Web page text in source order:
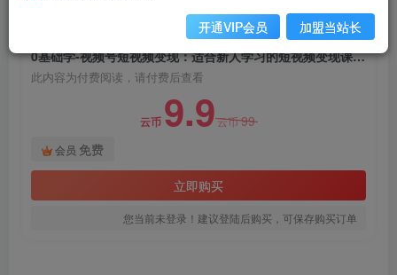
0基础学-视频号短视频变现：适合新人学习的短视频变现课（10节课）
此内容为付费阅读，请付费后查看
云币 9.9云币99
会员 免费
立即购买
您当前未登录！建议登陆后购买，可保存购买订单
开通VIP会员 加盟当站长